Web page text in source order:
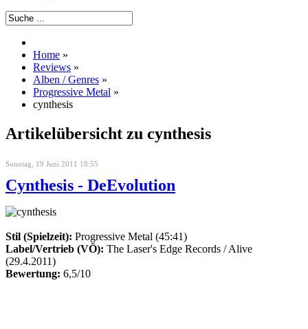
Home »
Reviews »
Alben / Genres »
Progressive Metal »
cynthesis
Artikelübersicht zu cynthesis
Sonntag, 19 Juni 2011 18:55
Cynthesis - DeEvolution
Stil (Spielzeit): Progressive Metal (45:41)
Label/Vertrieb (VÖ): The Laser's Edge Records / Alive
(29.4.2011)
Bewertung: 6,5/10